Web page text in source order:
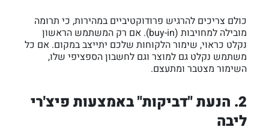
כולם צריכים להרגיש פרודוקטיביים במהירות, כי תרומה
מובילה למחויבות (buy-in). אם רק המשתמש הראשון
נקלט כראוי, שימור הלקוחות שלכם יתייצב במקום. אם כל
משתמש נקלט גם למוצר וגם לחשבון הספציפי שלו,
השימור מצטבר ומתעצם.
2. הנעת "דביקות" באמצעות פיצ'רי
ליבה